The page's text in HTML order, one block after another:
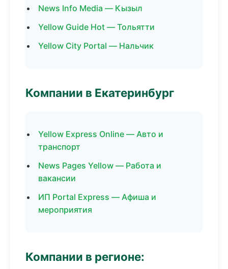
News Info Media — Кызыл
Yellow Guide Hot — Тольятти
Yellow City Portal — Нальчик
Компании в Екатеринбург
Yellow Express Online — Авто и
транспорт
News Pages Yellow — Работа и
вакансии
ИП Portal Express — Афиша и
мероприятия
Компании в регионе: